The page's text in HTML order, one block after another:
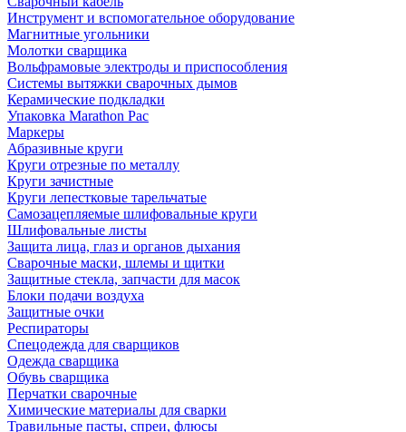
Инструмент и вспомогательное оборудование
Магнитные угольники
Молотки сварщика
Вольфрамовые электроды и приспособления
Системы вытяжки сварочных дымов
Керамические подкладки
Упаковка Marathon Pac
Маркеры
Абразивные круги
Круги отрезные по металлу
Круги зачистные
Круги лепестковые тарельчатые
Самозацепляемые шлифовальные круги
Шлифовальные листы
Защита лица, глаз и органов дыхания
Сварочные маски, шлемы и щитки
Защитные стекла, запчасти для масок
Блоки подачи воздуха
Защитные очки
Респираторы
Спецодежда для сварщиков
Одежда сварщика
Обувь сварщика
Перчатки сварочные
Химические материалы для сварки
Травильные пасты, спреи, флюсы